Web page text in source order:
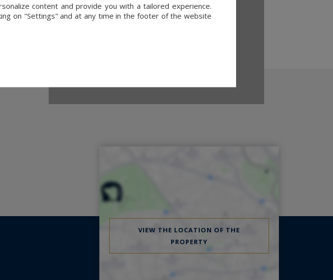
VIEW THE LOCATION OF THE
PROPERTY
content and provide you with a tailored experience.
on "Settings" and at any time in the footer of the website